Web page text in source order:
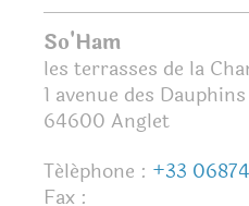
So'Ham
les terrasses de la
1 avenue des Dauphins
64600 Anglet
Téléphone : +33
Fax :